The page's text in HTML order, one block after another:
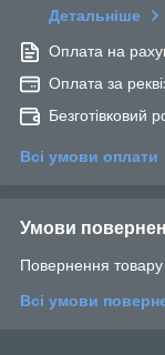
Детальніше
Оплата на
Оплата за
Безготівковий
Всі умови оплати
Умови
Повернення
Всі умови